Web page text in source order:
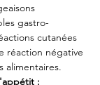
gastro-
cutanées
réaction négative
alimentaires.
: